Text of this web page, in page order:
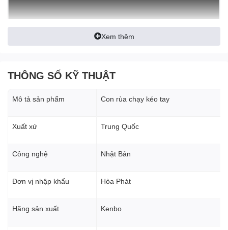
1.1. Ưu điểm của Con chạy kéo tay Kenbo 1 tấn
thao tác và sử dụng, tiện lợi trong các công việc nâng đỡ
Xem thêm
THÔNG SỐ KỸ THUẬT
Mô tả sản phẩm Con rùa chạy kéo tay
Xuất xứ Trung Quốc
Công nghệ Nhật Bản
Đơn vị nhập khẩu Hòa Phát
Hãng sản xuất Kenbo